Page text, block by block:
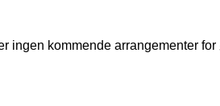
ingen kommende arrangementer